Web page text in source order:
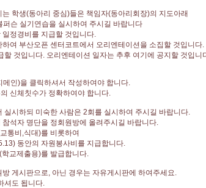
학생(동아리 중심)들은 책임자(동아리회장)의 지도아래
슨 실기연습을 실시하여 주시길 바랍니다
정경비를 지급할 것입니다.
여 부산오픈 센터코트에서 오리엔테이션을 소집할 것입니다.
할 것입니다. 오리엔테이션 일자는 추후 여기에 공지할 것입니
인)을 클릭하셔서 작성하여야 합니다.
신체칫수가 정확하여야 합니다.
실시하되 미숙한 사람은 2회를 실시하여 주시길 바랍니다.
석자 명단을 정회원방에 올려주시길 바랍니다.
통비,식대)를 비롯하여
동안의 자원봉사비를 지급합니다.
교제출용)를 발급합니다.
게시판으로, 아닌 경우는 자유게시판에 하여주세요.
셔도 됩니다.